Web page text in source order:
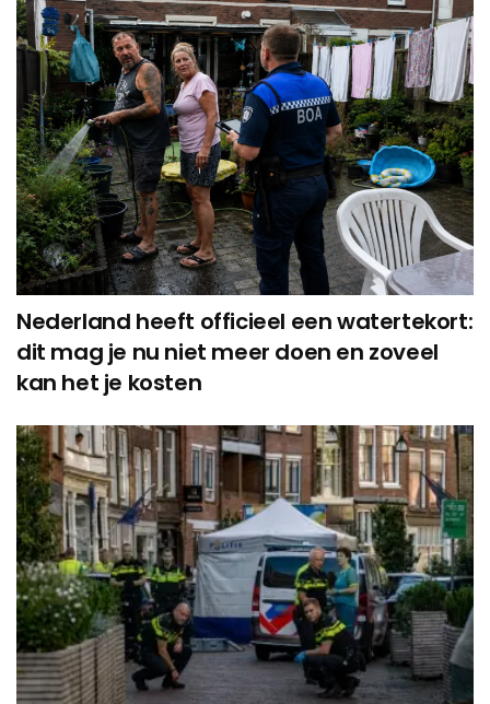
Nederland heeft officieel een watertekort:
dit mag je nu niet meer doen en zoveel
kan het je kosten